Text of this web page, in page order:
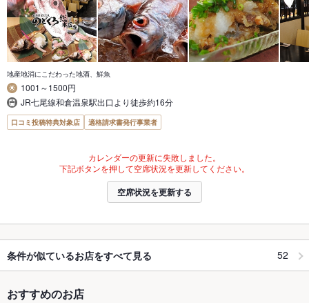
地産地消にこだわった地酒、鮮魚
1001～1500円
JR七尾線和倉温泉駅出口より徒歩約16分
口コミ投稿特典対象店 適格請求書発行事業者
カレンダーの更新に失敗しました。
下記ボタンを押して空席状況を更新してください。
空席状況を更新する
条件が似ているお店をすべて見る 52
おすすめのお店